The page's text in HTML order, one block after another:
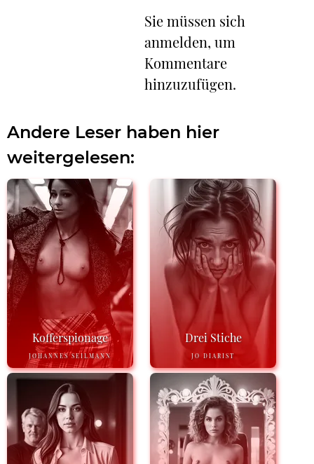
Sie müssen sich
anmelden, um
Kommentare
hinzuzufügen.
Andere Leser haben hier
weitergelesen:
Kofferspionage
JOHANNES SEILMANN
Drei Stiche
JO DIARIST